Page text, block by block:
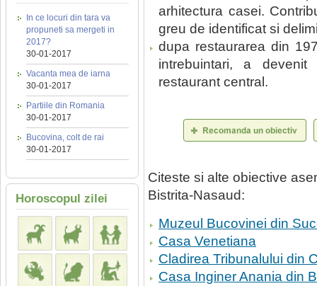
In ce locuri din tara va
propuneti sa mergeti in
2017?
30-01-2017
Vacanta mea de iarna
30-01-2017
Partiile din Romania
30-01-2017
Bucovina, colt de rai
30-01-2017
Horoscopul zilei
arhitectura casei.
greu de identificat si
dupa restaurarea din
intrebuintari, a
restaurant central.
Citeste si alte obiective
Bistrita-Nasaud:
Muzeul Bucovinei din
Casa Venetiana
Cladirea Tribunalului din
Casa Inginer Anania din